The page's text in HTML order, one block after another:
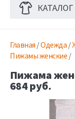
Главная /Одежда /
Пижамы женские /
Пижама
684 руб.